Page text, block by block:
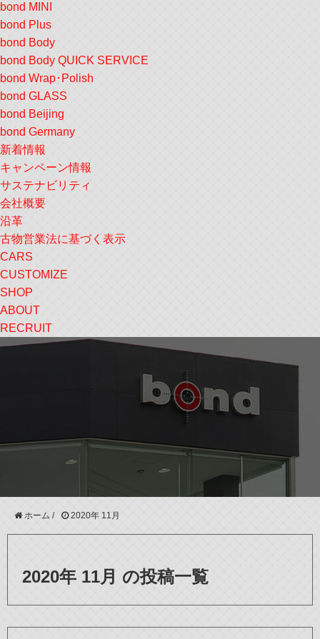
bond MINI
bond Plus
bond Body
bond Body QUICK SERVICE
bond Wrap･Polish
bond GLASS
bond Beijing
bond Germany
新着情報
キャンペーン情報
サステナビリティ
会社概要
沿革
古物営業法に基づく表示
CARS
CUSTOMIZE
SHOP
ABOUT
RECRUIT
ホーム / 2020年 11月
2020年 11月 の投稿一覧